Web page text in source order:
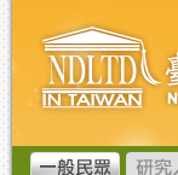
跳
到
主
要
內
容
臺
灣
博
碩
士
論